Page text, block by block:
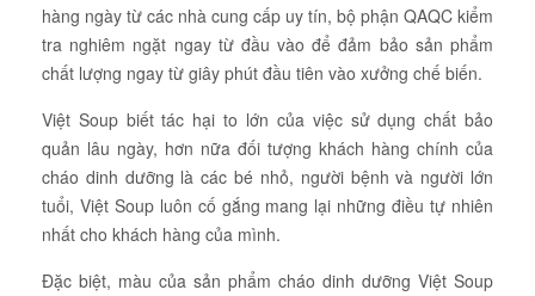
hàng ngày từ các nhà cung cấp uy tín, bộ phận QAQC kiểm
tra nghiêm ngặt ngay từ đầu vào để đảm bảo sản phẩm
chất lượng ngay từ giây phút đầu tiên vào xưởng chế biến.
Việt Soup biết tác hại to lớn của việc sử dụng chất bảo
quản lâu ngày, hơn nữa đối tượng khách hàng chính của
cháo dinh dưỡng là các bé nhỏ, người bệnh và người lớn
tuổi, Việt Soup luôn cố gắng mang lại những điều tự nhiên
nhất cho khách hàng của mình.
Đặc biệt, màu của sản phẩm cháo dinh dưỡng Việt Soup